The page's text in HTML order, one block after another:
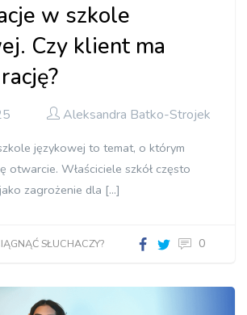
w szkole
Czy klient ma
Aleksandra Batko-Strojek
językowej to temat, o którym
otwarcie. Właściciele szkół często
zagrożenie dla […]
SŁUCHACZY? 0